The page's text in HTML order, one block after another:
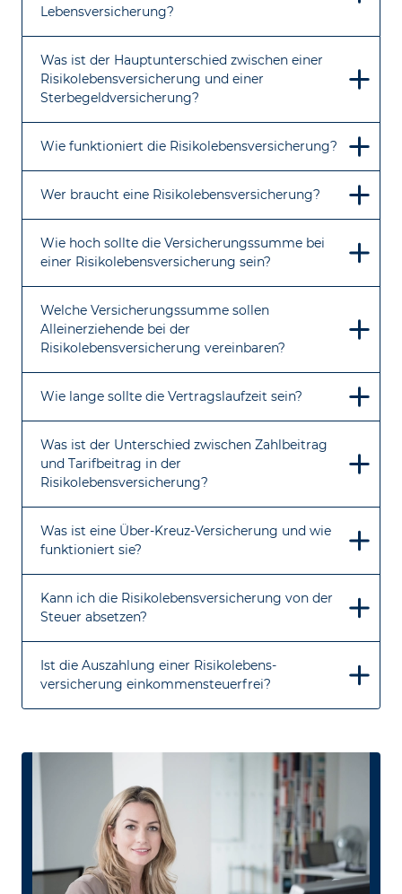
Lebensversicherung?
Was ist der Hauptunterschied zwischen einer
Risikolebensversicherung und einer
Sterbegeldversicherung?
Wie funktioniert die Risikolebensversicherung?
Wer braucht eine Risikolebensversicherung?
Wie hoch sollte die Versicherungssumme bei
einer Risikolebensversicherung sein?
Welche Versicherungssumme sollen
Alleinerziehende bei der
Risikolebensversicherung vereinbaren?
Wie lange sollte die Vertragslaufzeit sein?
Was ist der Unterschied zwischen Zahlbeitrag
und Tarifbeitrag in der
Risikolebensversicherung?
Was ist eine Über-Kreuz-Versicherung und wie
funktioniert sie?
Kann ich die Risikolebensversicherung von der
Steuer absetzen?
Ist die Auszahlung einer Risiko­lebens­
versicherung einkommensteuerfrei?